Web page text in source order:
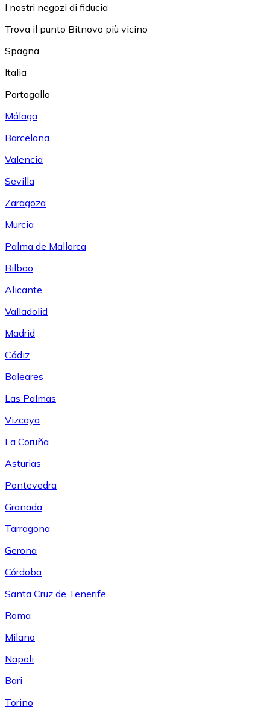
I nostri negozi di fiducia
Trova il punto Bitnovo più vicino
Spagna
Italia
Portogallo
Málaga
Barcelona
Valencia
Sevilla
Zaragoza
Murcia
Palma de Mallorca
Bilbao
Alicante
Valladolid
Madrid
Cádiz
Baleares
Las Palmas
Vizcaya
La Coruña
Asturias
Pontevedra
Granada
Tarragona
Gerona
Córdoba
Santa Cruz de Tenerife
Roma
Milano
Napoli
Bari
Torino